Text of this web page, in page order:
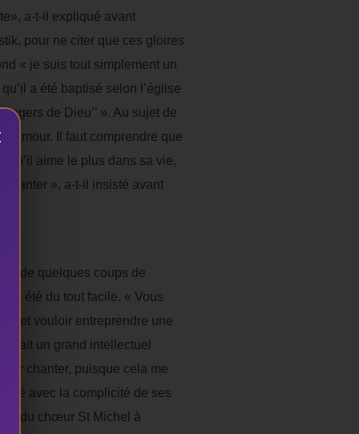
a-t-il expliqué avant
pour ne citer que ces gloires
« je suis tout simplement un
a été baptisé selon l’église
de Dieu’’ ». Au sujet de
Il faut comprendre que
qu’il aime le plus dans sa vie,
», a-t-il insisté avant
de quelques coups de
été du tout facile. « Vous
et vouloir entreprendre une
un grand intellectuel
chanter, puisque cela me
avec la complicité de ses
du chœur St Michel à